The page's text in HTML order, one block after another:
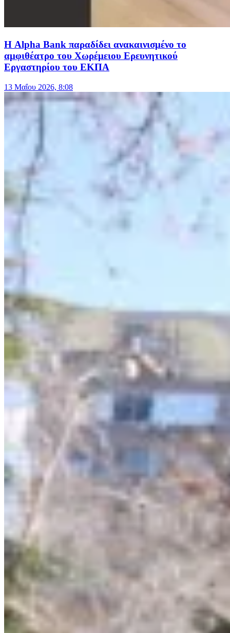
Η Alpha Bank παραδίδει ανακαινισμένο το
αμφιθέατρο του Χωρέμειου Ερευνητικού
Εργαστηρίου του ΕΚΠΑ
13 Μαΐου 2026, 8:08